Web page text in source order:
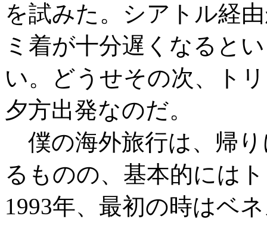
を試みた。シアトル経
ミ着が十分遅くなると
い。どうせその次、ト
夕方出発なのだ。
僕の海外旅行は、帰
るものの、基本的には
1993年、最初の時はベ